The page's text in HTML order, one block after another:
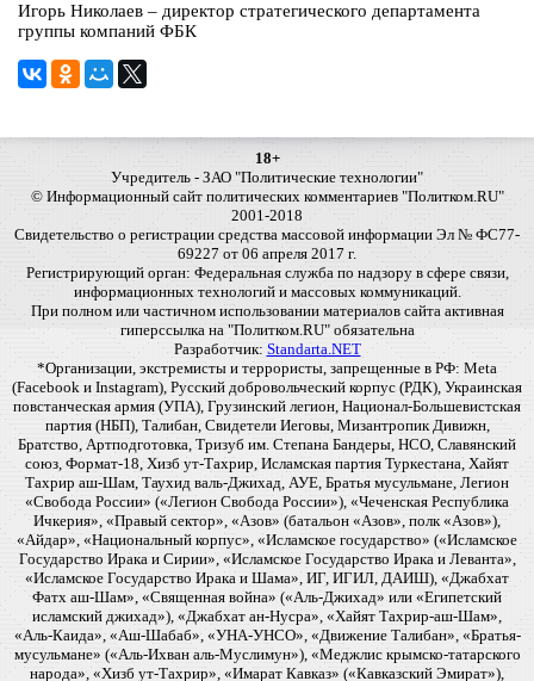
Игорь Николаев – директор стратегического департамента
группы компаний ФБК
18+
Учредитель - ЗАО "Политические технологии"
© Информационный сайт политических комментариев "Политком.RU"
2001-2018
Свидетельство о регистрации средства массовой информации Эл № ФС77-
69227 от 06 апреля 2017 г.
Регистрирующий орган: Федеральная служба по надзору в сфере связи,
информационных технологий и массовых коммуникаций.
При полном или частичном использовании материалов сайта активная
гиперссылка на "Политком.RU" обязательна
Разработчик: Standarta.NET
*Организации, экстремисты и террористы, запрещенные в РФ: Meta
(Facebook и Instagram), Русский добровольческий корпус (РДК), Украинская
повстанческая армия (УПА), Грузинский легион, Национал-Большевистская
партия (НБП), Талибан, Свидетели Иеговы, Мизантропик Дивижн,
Братство, Артподготовка, Тризуб им. Степана Бандеры, НСО, Славянский
союз, Формат-18, Хизб ут-Тахрир, Исламская партия Туркестана, Хайят
Тахрир аш-Шам, Таухид валь-Джихад, АУЕ, Братья мусульмане, Легион
«Свобода России» («Легион Свобода России»), «Чеченская Республика
Ичкерия», «Правый сектор», «Азов» (батальон «Азов», полк «Азов»),
«Айдар», «Национальный корпус», «Исламское государство» («Исламское
Государство Ирака и Сирии», «Исламское Государство Ирака и Леванта»,
«Исламское Государство Ирака и Шама», ИГ, ИГИЛ, ДАИШ), «Джабхат
Фатх аш-Шам», «Священная война» («Аль-Джихад» или «Египетский
исламский джихад»), «Джабхат ан-Нусра», «Хайят Тахрир-аш-Шам»,
«Аль-Каида», «Аш-Шабаб», «УНА-УНСО», «Движение Талибан», «Братья-
мусульмане» («Аль-Ихван аль-Муслимун»), «Меджлис крымско-татарского
народа», «Хизб ут-Тахрир», «Имарат Кавказ» («Кавказский Эмират»),